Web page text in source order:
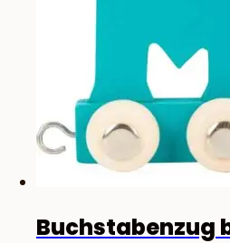
Buchstabenzug